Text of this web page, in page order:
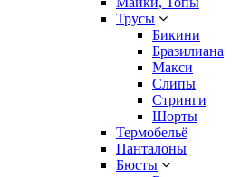
Трусы
Бикини
Бразилиана
Макси
Слипы
Стринги
Шорты
Термобельё
Панталоны
Бюсты